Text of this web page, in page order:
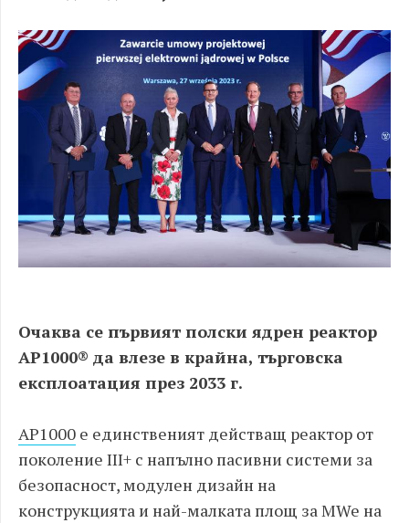
Очаква се първият полски ядрен реактор
AP1000® да влезе в крайна, търговска
експлоатация през 2033 г.
AP1000 е единственият действащ реактор от
поколение III+ с напълно пасивни системи за
безопасност, модулен дизайн на
конструкцията и най-малката площ за MWe на